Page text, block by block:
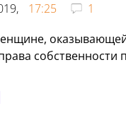
17:25
1
собственности